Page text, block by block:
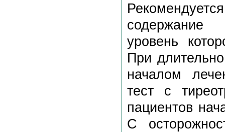
содержание
уровень
При
началом
тест с
пациентов
С